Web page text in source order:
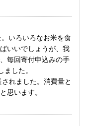
いろいろなお米を食
いいでしょうが、我
毎回寄付申込みの手
した。
れました。消費量と
思います。